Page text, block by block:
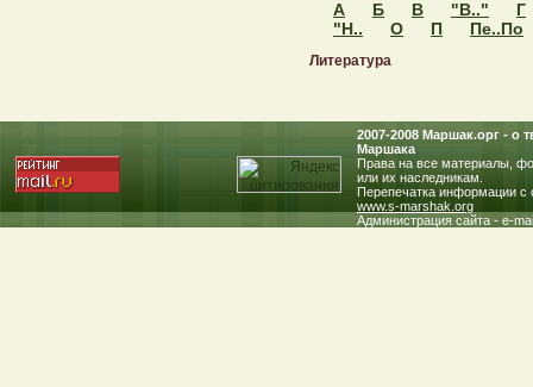
А Б В "В.."
Г
"Н..
О П Пе..По
Литература
2007-2008 Маршак.oрг - о
Маршака
Права на все материалы,
или их наследникам.
Перепечатка информации с
www.s-marshak.org
Администрация сайта - e-